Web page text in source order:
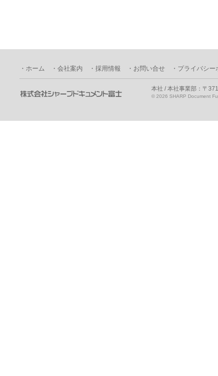
・ホーム ・会社案内 ・採用情報 ・お問い合せ ・プライバシ
本社 / 本社事業部：〒
© 2026 SHARP Document